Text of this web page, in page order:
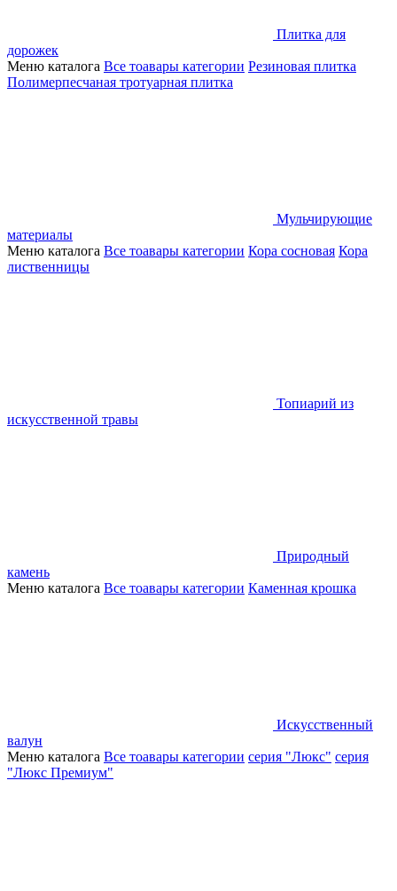
Плитка для
дорожек
Меню каталога Все тоавары категории Резиновая плитка
Полимерпесчаная тротуарная плитка
Мульчирующие
материалы
Меню каталога Все тоавары категории Кора сосновая Кора
лиственницы
Топиарий из
искусственной травы
Природный
камень
Меню каталога Все тоавары категории Каменная крошка
Искусственный
валун
Меню каталога Все тоавары категории серия "Люкс" серия
"Люкс Премиум"